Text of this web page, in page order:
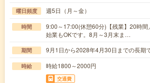
曜日頻度 週5日（月～金）
時間
9:00～17:00(休憩60分)【残業】20時
始業もOKです。8月～3月末ま…
期間 9月1日から2028年4月30日までの長期で
時給 時給1800～2000円
交通費